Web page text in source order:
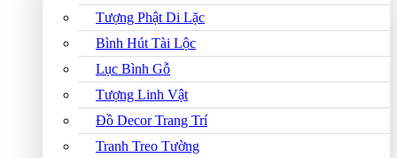
Tượng Phật Di Lặc
Bình Hút Tài Lộc
Lục Bình Gỗ
Tượng Linh Vật
Đồ Decor Trang Trí
Tranh Treo Tường